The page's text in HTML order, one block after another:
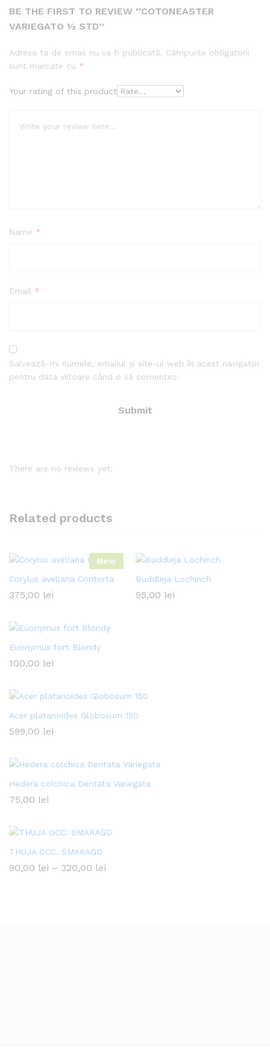
BE THE FIRST TO REVIEW “COTONEASTER
VARIEGATO ½ STD”
Adresa ta de email nu va fi publicată. Câmpurile obligatorii
sunt marcate cu *
Your rating of this product
Name *
Email *
Salvează-mi numele, emailul și site-ul web în acest navigator
pentru data viitoare când o să comentez.
There are no reviews yet.
Related products
New
Corylus avellana Contorta
375,00 lei
Buddleja Lochinch
95,00 lei
Euonymus fort Blondy
100,00 lei
Acer platanoides Globosum 150
599,00 lei
Hedera colchica Dentata Variegata
75,00 lei
THUJA OCC. SMARAGD
90,00 lei – 320,00 lei